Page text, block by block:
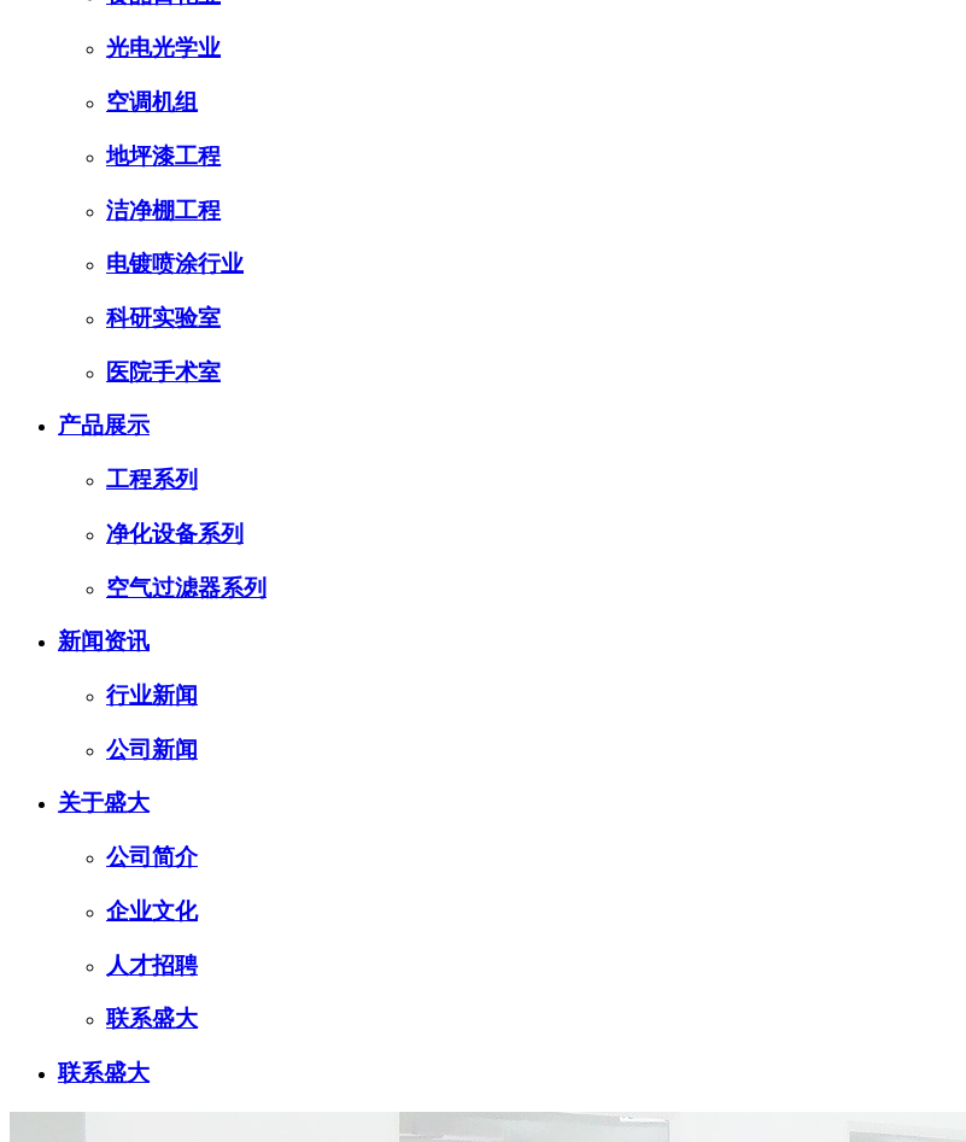
光电光学业
空调机组
地坪漆工程
洁净棚工程
电镀喷涂行业
科研实验室
医院手术室
产品展示
工程系列
净化设备系列
空气过滤器系列
新闻资讯
行业新闻
公司新闻
关于盛大
公司简介
企业文化
人才招聘
联系盛大
联系盛大